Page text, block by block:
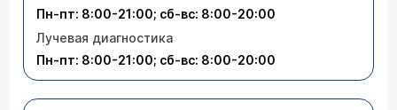
Пн-пт: 8:00-21:00; сб-вс: 8:00-20:00
Лучевая диагностика
Пн-пт: 8:00-21:00; сб-вс: 8:00-20:00